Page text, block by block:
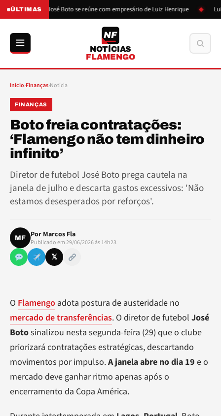
ÚLTIMASJosé Boto se reúne com empresário de Luiz Henrique Luiz
NF
NOTÍCIAS
FLAMENGO
Início›Finanças›Notícia
FINANÇAS
Boto freia contratações:
‘Flamengo não tem dinheiro
infinito’
Diretor de futebol José Boto prega cautela na
janela de julho e descarta gastos excessivos: 'Não
estamos desesperados por reforços'.
MF Por Marcos Fla
Publicado em 29/06/2026 às 14h23
𝕏
O Flamengo adota postura de austeridade no
mercado de transferências. O diretor de futebol José
Botosinalizou nesta segunda-feira (29) que o clube
priorizará contratações estratégicas, descartando
movimentos por impulso.A janela abre no dia 19 e o
mercado deve ganhar ritmo apenas após o
encerramento da Copa América.